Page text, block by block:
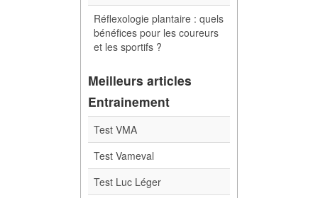
Réflexologie plantaire : quels
bénéfices pour les coureurs
et les sportifs ?
Meilleurs articles
Entrainement
Test VMA
Test Vameval
Test Luc Léger